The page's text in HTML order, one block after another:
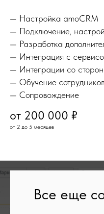
— Настройка amoCRM
— Подключение,
— Разработка
— Интеграция с
— Интеграции со
— Обучение
— Сопровождение
от 200 000 ₽
от 2 до 5 месяцев
Все еще